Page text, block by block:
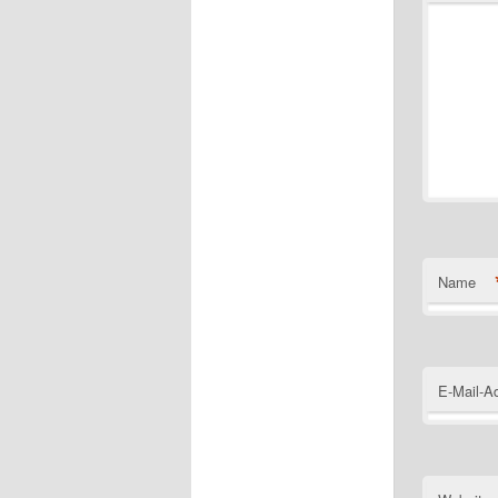
Name
E-Mail-